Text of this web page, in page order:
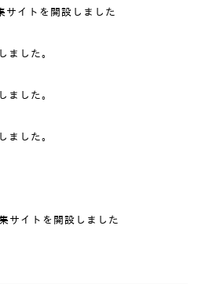
サイトを開設しました
ました。
ました。
ました。
サイトを開設しました